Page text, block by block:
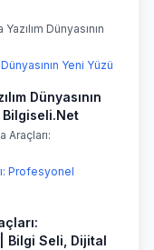
Dünyasının
Yeni Yüzü
Dünyasının
Araçları:
Profesyonel
Bilgi Seli, Dijital